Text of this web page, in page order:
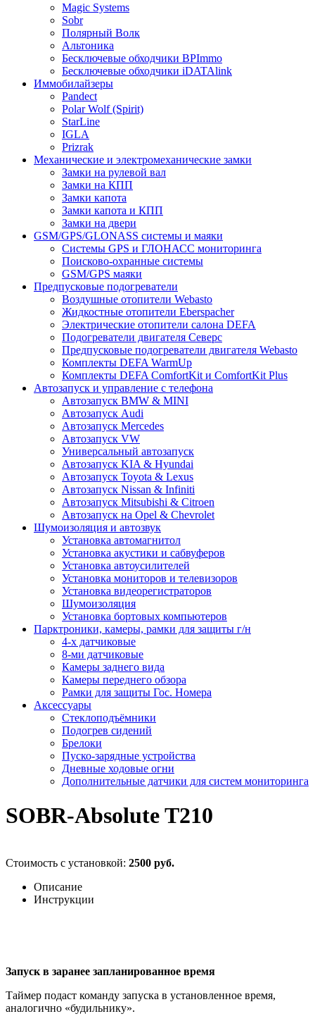
Magic Systems
Sobr
Полярный Волк
Альтоника
Бесключевые обходчики BPImmo
Бесключевые обходчики iDATAlink
Иммобилайзеры
Pandect
Polar Wolf (Spirit)
StarLine
IGLA
Prizrak
Механические и электромеханические замки
Замки на рулевой вал
Замки на КПП
Замки капота
Замки капота и КПП
Замки на двери
GSM/GPS/GLONASS системы и маяки
Системы GPS и ГЛОНАСС мониторинга
Поисково-охранные системы
GSM/GPS маяки
Предпусковые подогреватели
Воздушные отопители Webasto
Жидкостные отопители Eberspacher
Электрические отопители салона DEFA
Подогреватели двигателя Северс
Предпусковые подогреватели двигателя Webasto
Комплекты DEFA WarmUp
Комплекты DEFA ComfortKit и ComfortKit Plus
Автозапуск и управление с телефона
Автозапуск BMW & MINI
Автозапуск Audi
Автозапуск Mercedes
Автозапуск VW
Универсальный автозапуск
Автозапуск KIA & Hyundai
Автозапуск Toyota & Lexus
Автозапуск Nissan & Infiniti
Автозапуск Mitsubishi & Citroen
Автозапуск на Opel & Chevrolet
Шумоизоляция и автозвук
Установка автомагнитол
Установка акустики и сабвуферов
Установка автоусилителей
Установка мониторов и телевизоров
Установка видеорегистраторов
Шумоизоляция
Установка бортовых компьютеров
Парктроники, камеры, рамки для защиты г/н
4-х датчиковые
8-ми датчиковые
Камеры заднего вида
Камеры переднего обзора
Рамки для защиты Гос. Номера
Аксессуары
Стеклоподъёмники
Подогрев сидений
Брелоки
Пуско-зарядные устройства
Дневные ходовые огни
Дополнительные датчики для систем мониторинга
SOBR-Absolute T210
Стоимость с установкой: 2500 руб.
Описание
Инструкции
Запуск в заранее запланированное время
Таймер подаст команду запуска в установленное время,
аналогично «будильнику».